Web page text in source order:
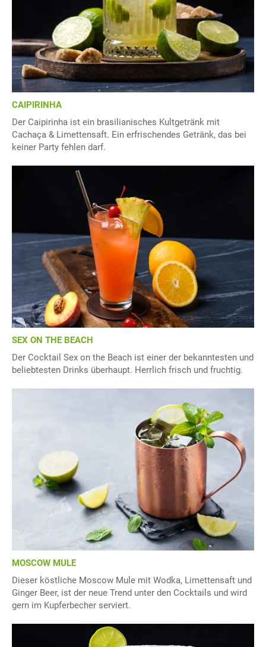
CAIPIRINHA
Der Caipirinha ist ein brasilianisches Kultgetränk mit
Cachaça & Limettensaft. Ein erfrischendes Getränk, das bei
keiner Party fehlen darf.
SEX ON THE BEACH
Der Cocktail Sex on the Beach ist einer der bekanntesten und
beliebtesten Drinks überhaupt. Herrlich frisch und fruchtig.
MOSCOW MULE
Dieser köstliche Moscow Mule mit Wodka, Limettensaft und
Ginger Beer, ist der neue Trend unter den Cocktails und wird
gern im Kupferbecher serviert.